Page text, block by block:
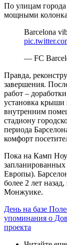
По улицам
мощными
Barcelona
— FC
Правда,
завершения.
работ –
установка
внутренним
стадиону
периода
комфорт
Пока на Камп Ноу
Европы).
более 2 лет
Монжуике.
День на базе
упоминания о
проекта